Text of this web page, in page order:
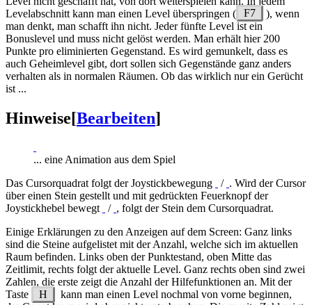
Levelabschnitt kann man einen Level überspringen (
F7
), wenn
man denkt, man schafft ihn nicht. Jeder fünfte Level ist ein
Bonuslevel und muss nicht gelöst werden. Man erhält hier 200
Punkte pro eliminierten Gegenstand. Es wird gemunkelt, dass es
auch Geheimlevel gibt, dort sollen sich Gegenstände ganz anders
verhalten als in normalen Räumen. Ob das wirklich nur ein Gerücht
ist ...
Hinweise[Bearbeiten]
... eine Animation aus dem Spiel
Das Cursorquadrat folgt der Joystickbewegung
/ . Wird der Cursor
über einen Stein gestellt und mit gedrückten Feuerknopf der
Joystickhebel bewegt
/ , folgt der Stein dem Cursorquadrat.
Einige Erklärungen zu den Anzeigen auf dem Screen: Ganz links
sind die Steine aufgelistet mit der Anzahl, welche sich im aktuellen
Raum befinden. Links oben der Punktestand, oben Mitte das
Zeitlimit, rechts folgt der aktuelle Level. Ganz rechts oben sind zwei
Zahlen, die erste zeigt die Anzahl der Hilfefunktionen an. Mit der
Taste
H
kann man einen Level nochmal von vorne beginnen,